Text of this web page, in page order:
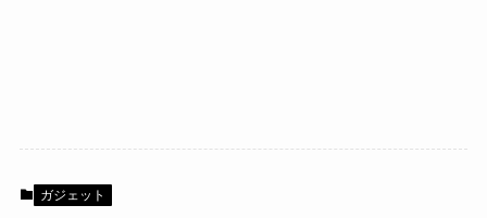
ガジェット